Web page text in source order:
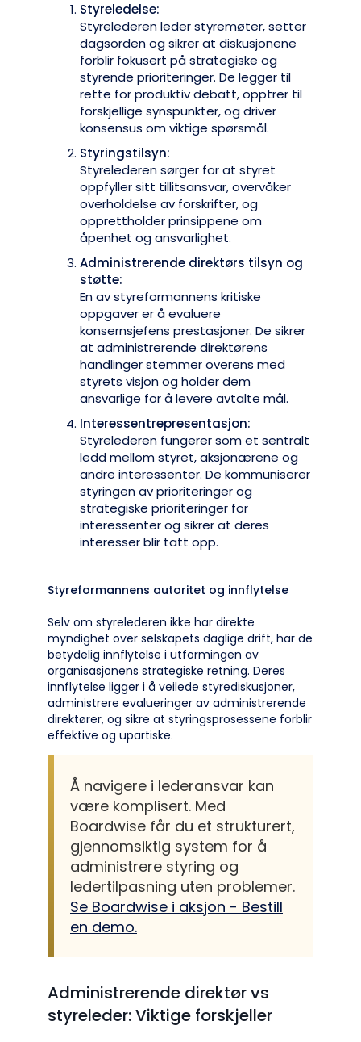
Styreledelse:
Styrelederen leder styremøter, setter
dagsorden og sikrer at diskusjonene
forblir fokusert på strategiske og
styrende prioriteringer. De legger til
rette for produktiv debatt, opptrer til
forskjellige synspunkter, og driver
konsensus om viktige spørsmål.
Styringstilsyn:
Styrelederen sørger for at styret
oppfyller sitt tillitsansvar, overvåker
overholdelse av forskrifter, og
opprettholder prinsippene om
åpenhet og ansvarlighet.
Administrerende direktørs tilsyn og
støtte:
En av styreformannens kritiske
oppgaver er å evaluere
konsernsjefens prestasjoner. De sikrer
at administrerende direktørens
handlinger stemmer overens med
styrets visjon og holder dem
ansvarlige for å levere avtalte mål.
Interessentrepresentasjon:
Styrelederen fungerer som et sentralt
ledd mellom styret, aksjonærene og
andre interessenter. De kommuniserer
styringen av prioriteringer og
strategiske prioriteringer for
interessenter og sikrer at deres
interesser blir tatt opp.
Styreformannens autoritet og innflytelse
Selv om styrelederen ikke har direkte
myndighet over selskapets daglige drift, har de
betydelig innflytelse i utformingen av
organisasjonens strategiske retning. Deres
innflytelse ligger i å veilede styrediskusjoner,
administrere evalueringer av administrerende
direktører, og sikre at styringsprosessene forblir
effektive og upartiske.
Å navigere i lederansvar kan
være komplisert. Med
Boardwise får du et strukturert,
gjennomsiktig system for å
administrere styring og
ledertilpasning uten problemer.
Se Boardwise i aksjon - Bestill
en demo.
Administrerende direktør vs
styreleder: Viktige forskjeller